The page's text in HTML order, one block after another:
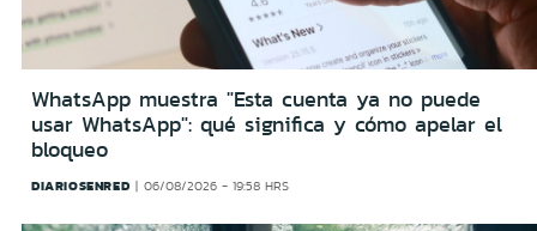
WhatsApp muestra "Esta cuenta ya no puede
usar WhatsApp": qué significa y cómo apelar el
bloqueo
DIARIOSENRED 06/08/2026 - 19:58 HRS